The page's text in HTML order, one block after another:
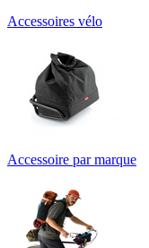
Accessoires vélo
Accessoire par marque